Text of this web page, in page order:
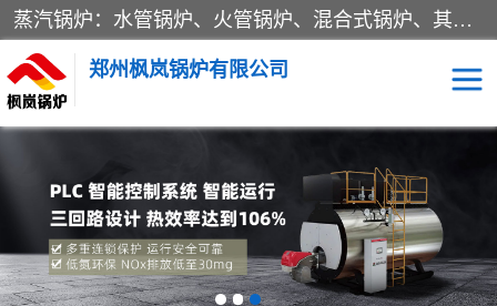
蒸汽锅炉：水管锅炉、火管锅炉、混合式锅炉、其他蒸汽锅炉； 热水锅炉：家用型集中供暖用热水锅炉、其他热水锅炉； 有机热载体锅炉； 船用蒸汽锅炉； （锅炉用辅助设备及装置）蒸汽冷凝器：表面冷凝器、混合式冷凝器、空冷式冷凝器、其他蒸汽冷凝器； 锅炉用辅助设备：节热器、蒸汽收集器、蓄能器、烟垢清除器、气体回收器、泥渣刮除器、空气预热器、其他锅炉用辅助设备；
郑州枫岚锅炉有限公司